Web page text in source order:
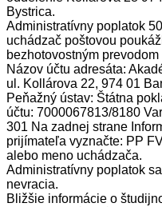
Bystrica.
Administratívny poplatok
uchádzač poštovou
bezhotovostným prevodom
Názov účtu adresáta:
ul. Kollárova 22, 974 01
Peňažný ústav: Štátna
účtu: 7000067813/8180
301 Na zadnej strane
prijímateľa vyznačte: PP
alebo meno uchádzača.
Administratívny poplatok
nevracia.
Bližšie informácie o